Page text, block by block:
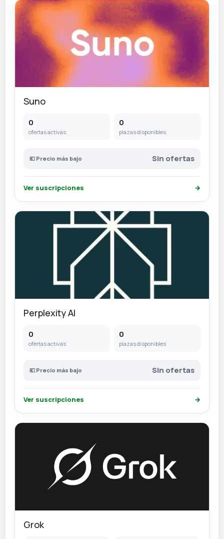
Suno
0
ofertas activas
0
plazas disponibles
💶 Precio más bajo Sin ofertas
Ver suscripciones →
Perplexity AI
0
ofertas activas
0
plazas disponibles
💶 Precio más bajo Sin ofertas
Ver suscripciones →
Grok